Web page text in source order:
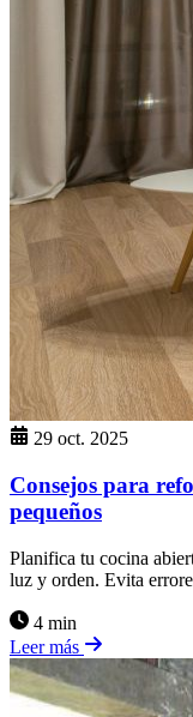
29 oct. 2025
Consejos para
pequeños
Planifica tu cocina
luz y orden. Evita
4 min
Leer más